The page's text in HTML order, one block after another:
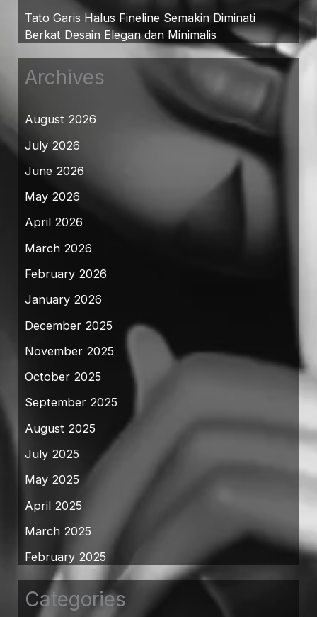
Tato Garis Halus Fineline Semakin Diminati
Berkat Desain Elegan dan Minimalis
Archives
August 2026
July 2026
June 2026
May 2026
April 2026
March 2026
February 2026
January 2026
December 2025
November 2025
October 2025
September 2025
August 2025
July 2025
May 2025
April 2025
March 2025
February 2025
Categories